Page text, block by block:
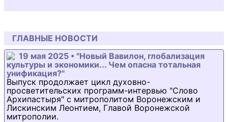
ГЛАВНЫЕ НОВОСТИ
19 мая 2025 • "Новый Вавилон, глобализация
культуры и экономики... Чем опасна тотальная
унификация?"
Выпуск продолжает цикл духовно-
просветительских программ-интервью "Слово
Архипастыря" с митрополитом Воронежским и
Лискинским Леонтием, Главой Воронежской
митрополии.